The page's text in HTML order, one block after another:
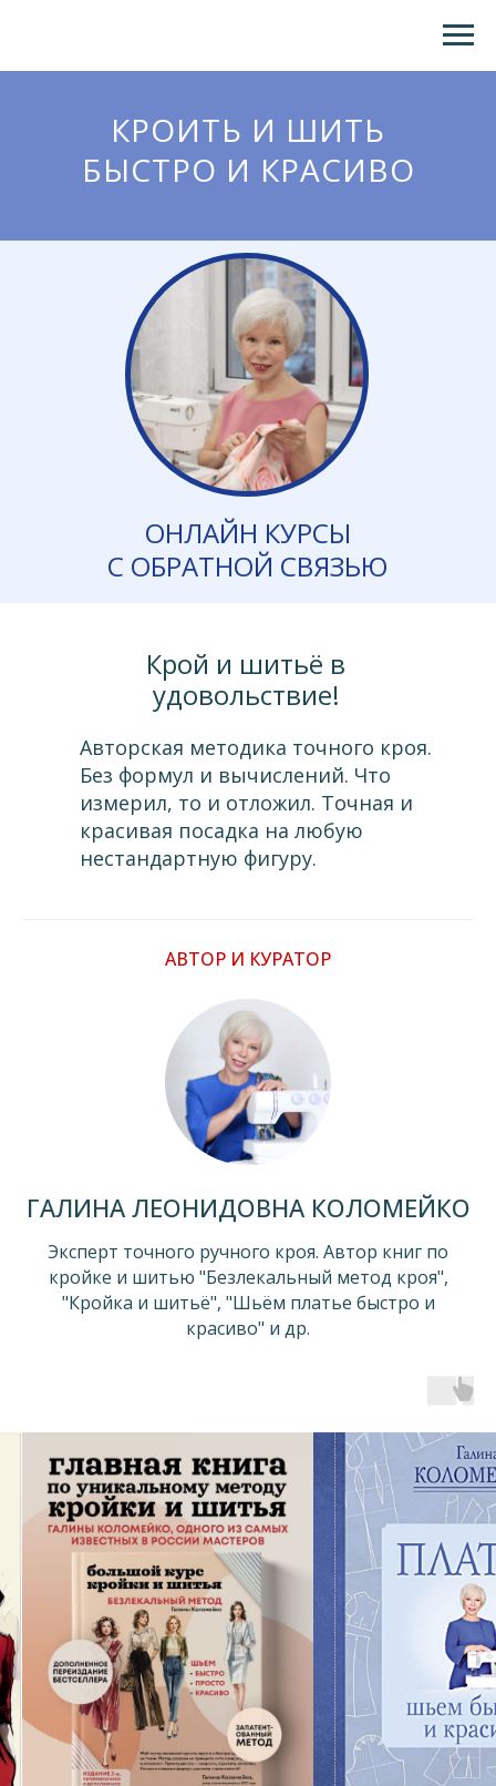
ОНЛАЙН КУРСЫ
С ОБРАТНОЙ СВЯЗЬЮ
КРОИТЬ И ШИТЬ
БЫСТРО И КРАСИВО
Крой и шитьё в
удовольствие!
Авторская методика точного кроя.
Без формул и вычислений. Что
измерил, то и отложил. Точная и
красивая посадка на любую
нестандартную фигуру.
АВТОР И КУРАТОР
ГАЛИНА ЛЕОНИДОВНА КОЛОМЕЙКО
Эксперт точного ручного кроя. Автор книг по
кройке и шитью "Безлекальный метод кроя",
"Кройка и шитьё", "Шьём платье быстро и
красиво" и др.